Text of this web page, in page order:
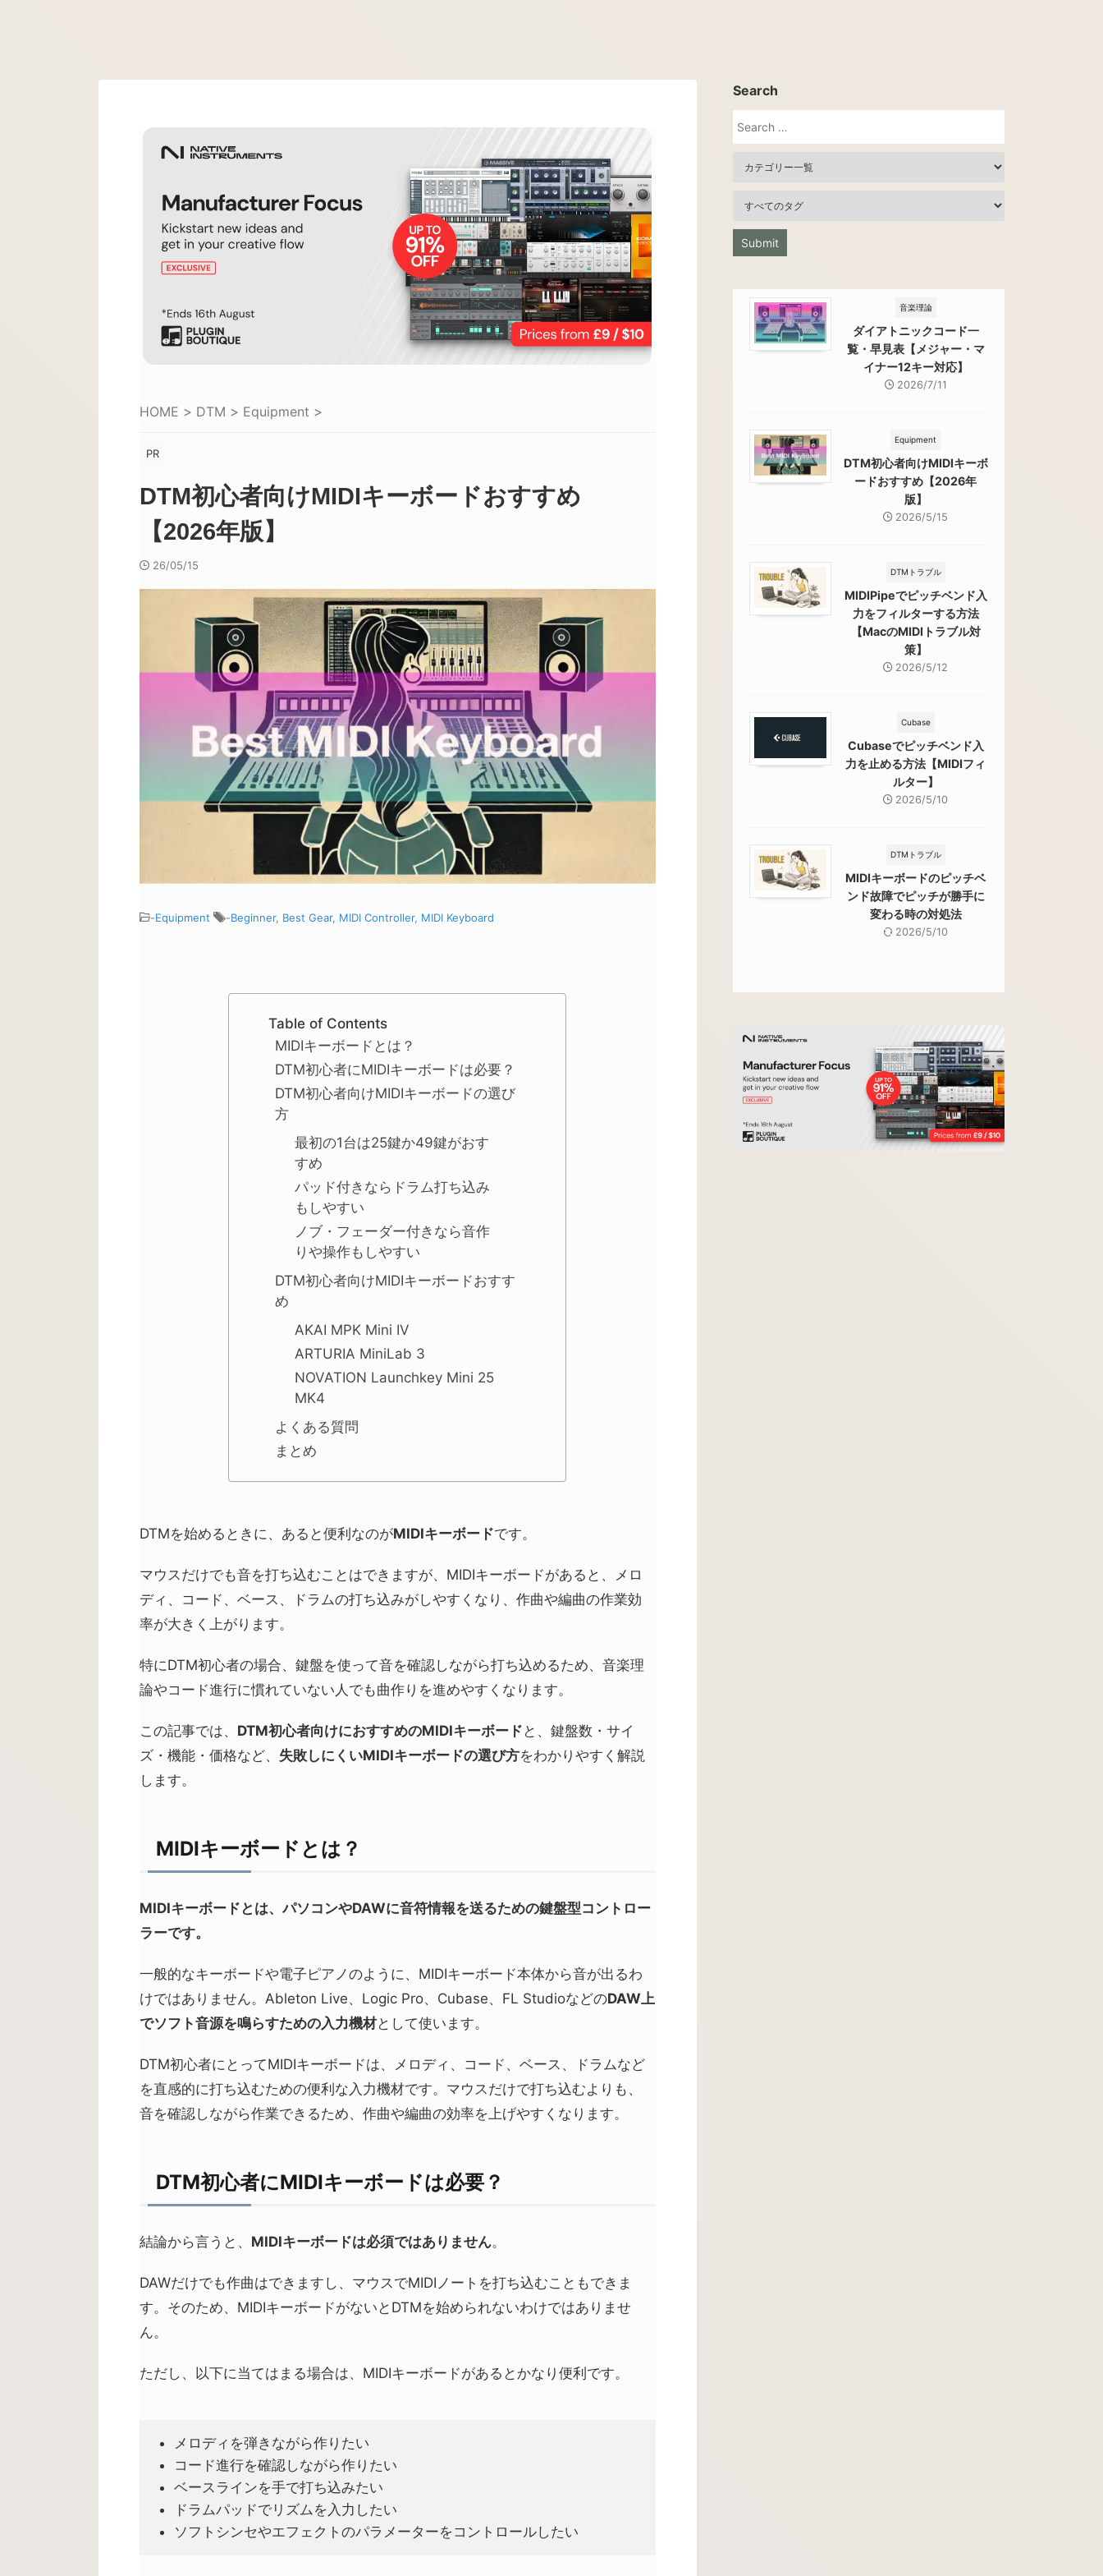
HOME > DTM > Equipment >
PR
DTM初心者向けMIDIキーボードおすすめ
【2026年版】
26/05/15
-Equipment -Beginner, Best Gear, MIDI Controller, MIDI Keyboard
Table of Contents
MIDIキーボードとは？
DTM初心者にMIDIキーボードは必要？
DTM初心者向けMIDIキーボードの選び
方
最初の1台は25鍵か49鍵がおす
すめ
パッド付きならドラム打ち込み
もしやすい
ノブ・フェーダー付きなら音作
りや操作もしやすい
DTM初心者向けMIDIキーボードおすす
め
AKAI MPK Mini IV
ARTURIA MiniLab 3
NOVATION Launchkey Mini 25
MK4
よくある質問
まとめ
DTMを始めるときに、あると便利なのがMIDIキーボードです。
マウスだけでも音を打ち込むことはできますが、MIDIキーボードがあると、メロ
ディ、コード、ベース、ドラムの打ち込みがしやすくなり、作曲や編曲の作業効
率が大きく上がります。
特にDTM初心者の場合、鍵盤を使って音を確認しながら打ち込めるため、音楽理
論やコード進行に慣れていない人でも曲作りを進めやすくなります。
この記事では、 DTM初心者向けにおすすめのMIDIキーボード と、鍵盤数・サイ
ズ・機能・価格など、 失敗しにくいMIDIキーボードの選び方をわかりやすく解説
します。
MIDIキーボードとは？
MIDIキーボードとは、パソコンやDAWに音符情報を送るための鍵盤型コントロー
ラーです。
一般的なキーボードや電子ピアノのように、MIDIキーボード本体から音が出るわ
けではありません。Ableton Live、Logic Pro、Cubase、FL StudioなどのDAW上
でソフト音源を鳴らすための入力機材として使います。
DTM初心者にとってMIDIキーボードは、メロディ、コード、ベース、ドラムなど
を直感的に打ち込むための便利な入力機材です。マウスだけで打ち込むよりも、
音を確認しながら作業できるため、作曲や編曲の効率を上げやすくなります。
DTM初心者にMIDIキーボードは必要？
結論から言うと、 MIDIキーボードは必須ではありません。
DAWだけでも作曲はできますし、マウスでMIDIノートを打ち込むこともできま
す。そのため、MIDIキーボードがないとDTMを始められないわけではありませ
ん。
ただし、以下に当てはまる場合は、MIDIキーボードがあるとかなり便利です。
メロディを弾きながら作りたい
コード進行を確認しながら作りたい
ベースラインを手で打ち込みたい
ドラムパッドでリズムを入力したい
ソフトシンセやエフェクトのパラメーターをコントロールしたい
Search
音楽理論
ダイアトニックコード一
覧・早見表【メジャー・マ
イナー12キー対応】
2026/7/11
Equipment
DTM初心者向けMIDIキーボ
ードおすすめ【2026年
版】
2026/5/15
DTMトラブル
MIDIPipeでピッチベンド入
力をフィルターする方法
【MacのMIDIトラブル対
策】
2026/5/12
Cubase
Cubaseでピッチベンド入
力を止める方法【MIDIフィ
ルター】
2026/5/10
DTMトラブル
MIDIキーボードのピッチベ
ンド故障でピッチが勝手に
変わる時の対処法
2026/5/10